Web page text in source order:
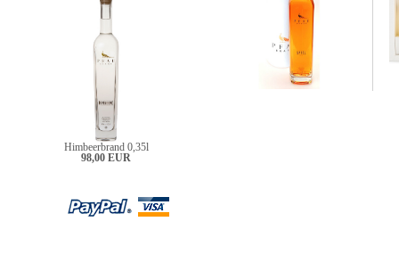
Himbeerbrand 0,35l
98,00 EUR